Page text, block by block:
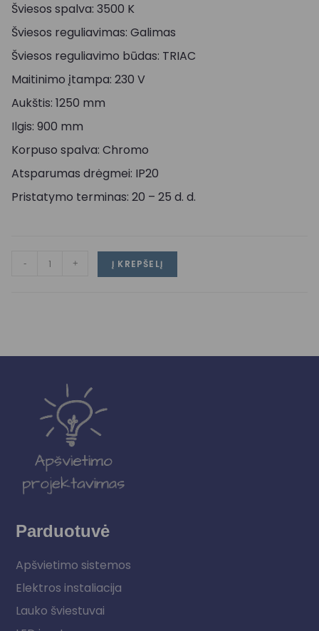
Šviesos spalva: 3500 K
Šviesos reguliavimas: Galimas
Šviesos reguliavimo būdas: TRIAC
Maitinimo įtampa: 230 V
Aukštis: 1250 mm
Ilgis: 900 mm
Korpuso spalva: Chromo
Atsparumas drėgmei: IP20
Pristatymo terminas: 20 – 25 d. d.
- + Į KREPŠELĮ
Parduotuvė
Apšvietimo sistemos
Elektros instaliacija
Lauko šviestuvai